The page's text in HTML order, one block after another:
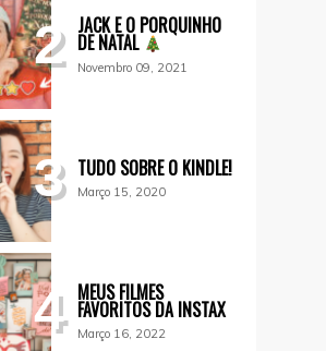
2 JACK E O PORQUINHO
DE NATAL
Novembro 09, 2021
3 TUDO SOBRE O KINDLE!
Março 15, 2020
4 MEUS FILMES
FAVORITOS DA INSTAX
Março 16, 2022